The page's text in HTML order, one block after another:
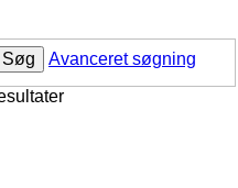
Søg
Avanceret søgning